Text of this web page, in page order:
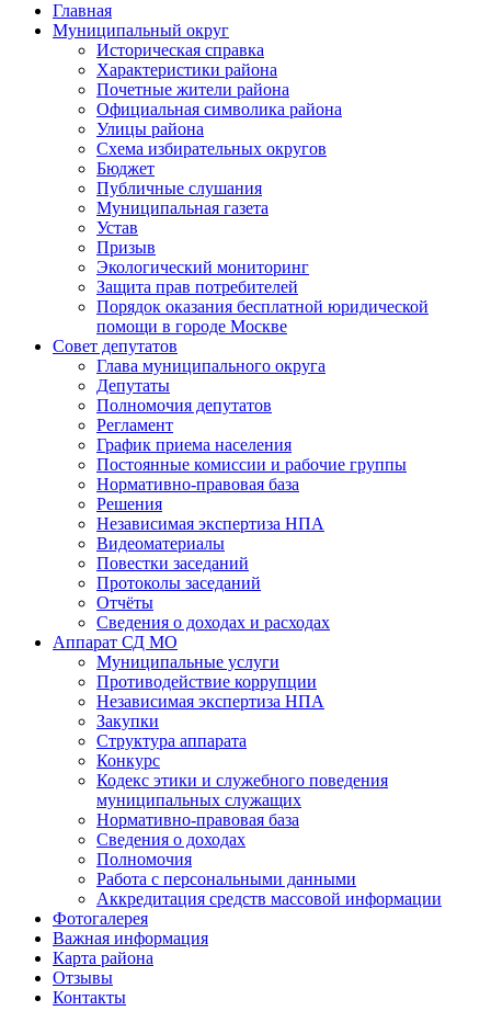
Главная
Муниципальный округ
Историческая справка
Характеристики района
Почетные жители района
Официальная символика района
Улицы района
Схема избирательных округов
Бюджет
Публичные слушания
Муниципальная газета
Устав
Призыв
Экологический мониторинг
Защита прав потребителей
Порядок оказания бесплатной юридической
помощи в городе Москве
Совет депутатов
Глава муниципального округа
Депутаты
Полномочия депутатов
Регламент
График приема населения
Постоянные комиссии и рабочие группы
Нормативно-правовая база
Решения
Независимая экспертиза НПА
Видеоматериалы
Повестки заседаний
Протоколы заседаний
Отчёты
Сведения о доходах и расходах
Аппарат СД МО
Муниципальные услуги
Противодействие коррупции
Независимая экспертиза НПА
Закупки
Структура аппарата
Конкурс
Кодекс этики и служебного поведения
муниципальных служащих
Нормативно-правовая база
Сведения о доходах
Полномочия
Работа с персональными данными
Аккредитация средств массовой информации
Фотогалерея
Важная информация
Карта района
Отзывы
Контакты